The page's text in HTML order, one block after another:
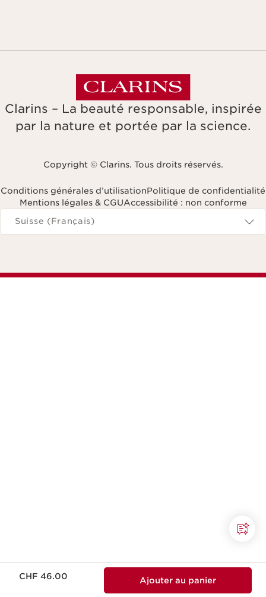
CHF 46.00 Ajouter au panier
Clarins – La beauté responsable, inspirée
par la nature et portée par la science.
Copyright © Clarins. Tous droits réservés.
Conditions générales d’utilisationPolitique de confidentialité
Mentions légales & CGUAccessibilité : non conforme
Naviguer vers
Suisse (Français)